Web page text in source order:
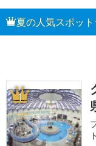
夏の人気スポット
1
ト